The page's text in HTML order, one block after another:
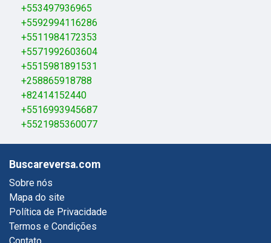
+553497936965
+5592994116286
+5511984172353
+5571992603604
+5515981891531
+258865918788
+82414152440
+5516993945687
+5521985360077
Buscareversa.com
Sobre nós
Mapa do site
Política de Privacidade
Termos e Condições